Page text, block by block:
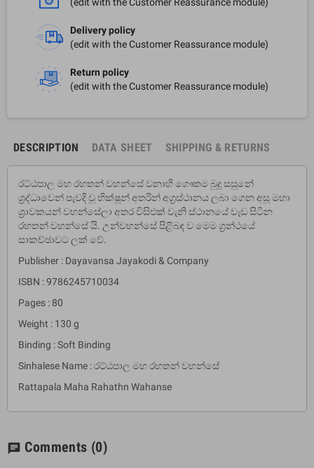
Delivery policy
(edit with the Customer Reassurance module)
Return policy
(edit with the Customer Reassurance module)
DESCRIPTION DATA SHEET SHIPPING & RETURNS
රට්ඨපාල මහ රහතන් වහන්සේ වනාහි ගෞතම බුදු සසුනේ
ශ්‍රද්ධාවෙන් පැවදි වූ භික්ෂූන් අතරින් අග්‍රස්ථානය ලබා ගෙන අසූ මහා
ශ්‍රාවකයන් වහන්සේලා අතර විසිඑක් වැනි ස්ථානයේ වැඩ සිටින
රහතන් වහන්සේ යි. උන්වහන්සේ පිළිබඳ ව මෙම ග්‍රන්ථයේ
සාකච්ඡාව‌ට ලක් වේ.
Publisher : Dayavansa Jayakodi & Company
ISBN : 9786245710034
Pages : 80
Weight : 130 g
Binding : Soft Binding
Sinhalese Name : රට්ඨපාල මහ රහතන් වහන්සේ
Rattapala Maha Rahathn Wahanse
chat Comments (0)